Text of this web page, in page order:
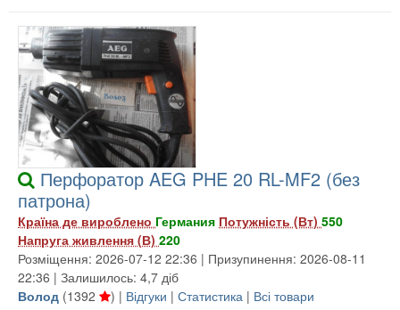
Перфоратор AEG PHE 20 RL-MF2 (без
патрона)
Країна де вироблено Германия Потужність (Вт) 550
Напруга живлення (В) 220
Розміщення: 2026-07-12 22:36 | Призупинення: 2026-08-11
22:36 | Залишилось: 4,7 діб
Волод (1392 ) | Відгуки | Статистика | Всі товари